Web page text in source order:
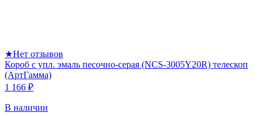
★Нет отзывов
Короб с упл. эмаль песочно-серая (NCS-3005Y20R) телескоп
(АртГамма)
1 166 ₽
В наличии